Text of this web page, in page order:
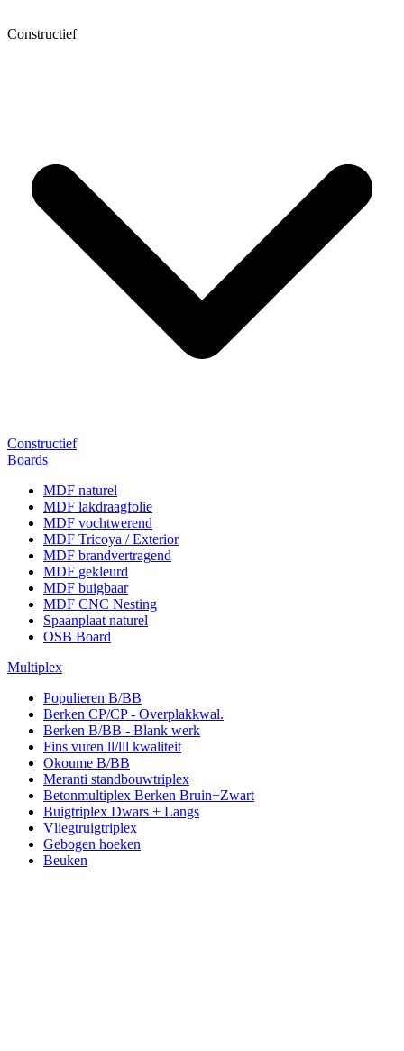
Constructief
Constructief
Boards
MDF naturel
MDF lakdraagfolie
MDF vochtwerend
MDF Tricoya / Exterior
MDF brandvertragend
MDF gekleurd
MDF buigbaar
MDF CNC Nesting
Spaanplaat naturel
OSB Board
Multiplex
Populieren B/BB
Berken CP/CP - Overplakkwal.
Berken B/BB - Blank werk
Fins vuren ll/lll kwaliteit
Okoume B/BB
Meranti standbouwtriplex
Betonmultiplex Berken Bruin+Zwart
Buigtriplex Dwars + Langs
Vliegtruigtriplex
Gebogen hoeken
Beuken